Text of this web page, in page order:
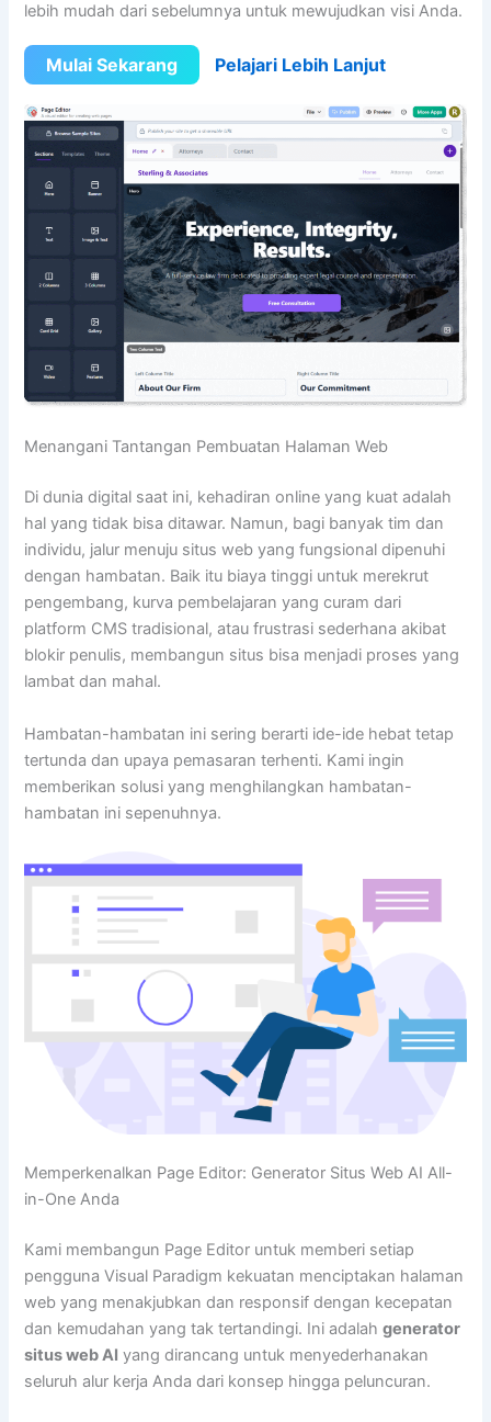
lebih mudah dari sebelumnya untuk mewujudkan visi Anda.
Mulai Sekarang Pelajari Lebih Lanjut
Menangani Tantangan Pembuatan Halaman Web
Di dunia digital saat ini, kehadiran online yang kuat adalah
hal yang tidak bisa ditawar. Namun, bagi banyak tim dan
individu, jalur menuju situs web yang fungsional dipenuhi
dengan hambatan. Baik itu biaya tinggi untuk merekrut
pengembang, kurva pembelajaran yang curam dari
platform CMS tradisional, atau frustrasi sederhana akibat
blokir penulis, membangun situs bisa menjadi proses yang
lambat dan mahal.
Hambatan-hambatan ini sering berarti ide-ide hebat tetap
tertunda dan upaya pemasaran terhenti. Kami ingin
memberikan solusi yang menghilangkan hambatan-
hambatan ini sepenuhnya.
Memperkenalkan Page Editor: Generator Situs Web AI All-
in-One Anda
Kami membangun Page Editor untuk memberi setiap
pengguna Visual Paradigm kekuatan menciptakan halaman
web yang menakjubkan dan responsif dengan kecepatan
dan kemudahan yang tak tertandingi. Ini adalahgenerator
situs web AI yang dirancang untuk menyederhanakan
seluruh alur kerja Anda dari konsep hingga peluncuran.